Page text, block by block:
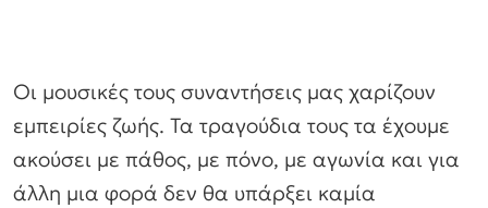
Οι μουσικές τους συναντήσεις μας χαρίζουν
εμπειρίες ζωής. Τα τραγούδια τους τα έχουμε
ακούσει με πάθος, με πόνο, με αγωνία και για
άλλη μια φορά δεν θα υπάρξει καμία